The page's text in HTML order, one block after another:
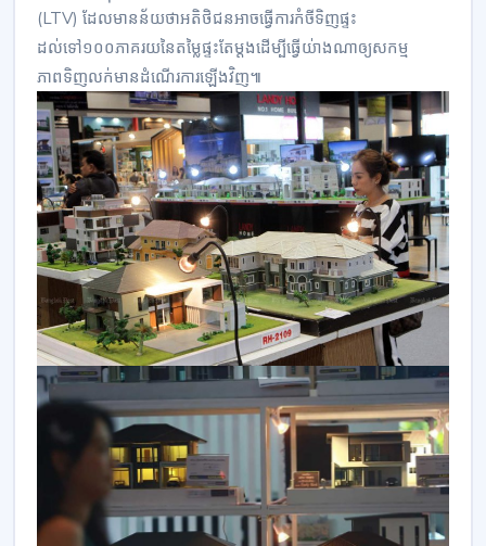
(LTV) ដែលមានន័យថាអតិថិជនអាចធ្វើការកំចីទិញផ្ទះ
ដល់ទៅ១០០ភាគរយនៃតម្លៃផ្ទះតែម្តងដើម្បីធ្វើយ់ាងណាឲ្យសកម្ម
ភាពទិញលក់មានដំណើរការឡើងវិញ៕